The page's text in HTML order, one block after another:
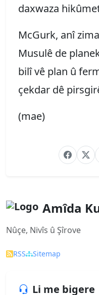
daxwaza
McGurk, anî
Musulê de
bilî vê plan û
çekdar dê
(mae)
Amîda
Nûçe, Nivîs û Şîrove
RSS Sitemap
Li me bigere